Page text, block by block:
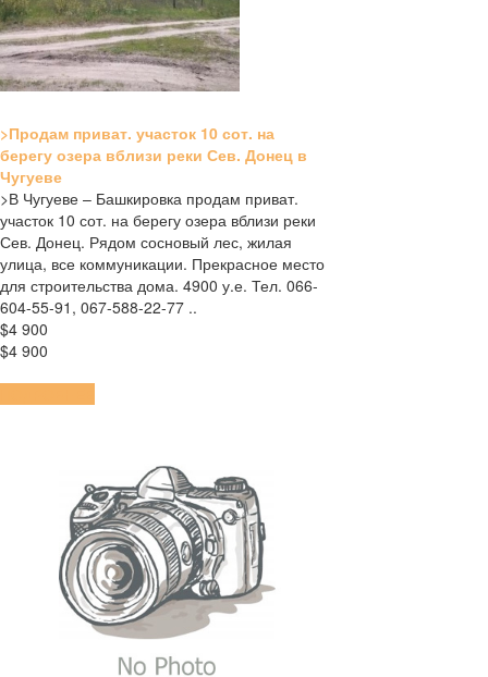
>Продам приват. участок 10 сот. на
берегу озера вблизи реки Сев. Донец в
Чугуеве
>В Чугуеве – Башкировка продам приват.
участок 10 сот. на берегу озера вблизи реки
Сев. Донец. Рядом сосновый лес, жилая
улица, все коммуникации. Прекрасное место
для строительства дома. 4900 у.е. Тел. 066-
604-55-91, 067-588-22-77 ..
$4 900
$4 900